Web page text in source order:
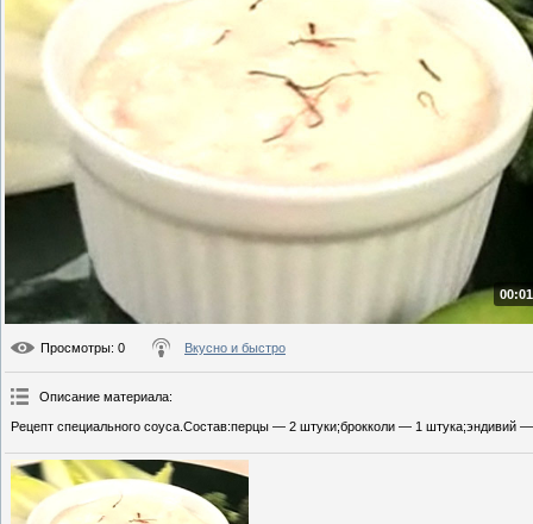
Просмотры: 0 Вкусно и быстро
Описание материала:
Рецепт специального соуса.Состав:перцы — 2 штуки;брокколи — 1 штука;эндивий